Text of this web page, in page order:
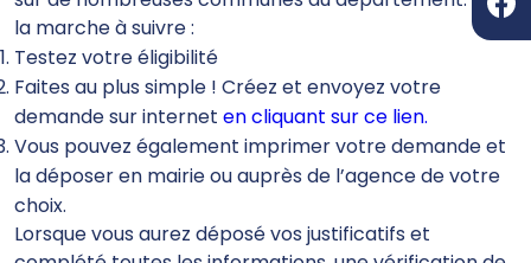
la marche à suivre :
Testez votre éligibilité
Faites au plus simple ! Créez et envoyez votre
demande sur internet en cliquant sur ce lien.
Vous pouvez également imprimer votre demande et
la déposer en mairie ou auprès de l’agence de votre
choix.
Lorsque vous aurez déposé vos justificatifs et